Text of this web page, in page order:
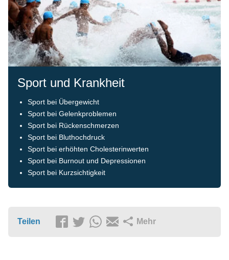
Sport und Krankheit
Sport bei Übergewicht
Sport bei Gelenkproblemen
Sport bei Rückenschmerzen
Sport bei Bluthochdruck
Sport bei erhöhten Cholesterinwerten
Sport bei Burnout und Depressionen
Sport bei Kurzsichtigkeit
Teilen Mehr